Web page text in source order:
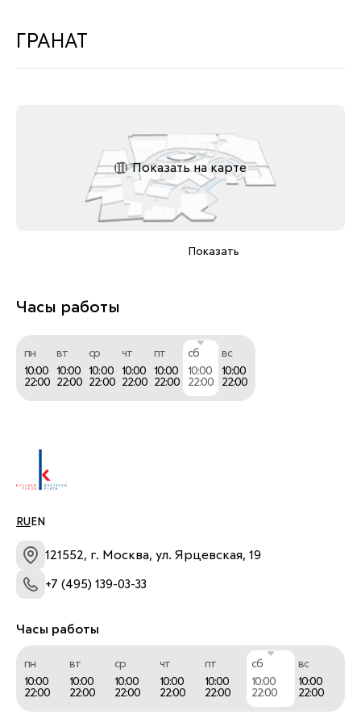
ГРАНАТ
Показать на карте
Показать
Часы работы
пн
10:00
22:00
вт
10:00
22:00
ср
10:00
22:00
чт
10:00
22:00
пт
10:00
22:00
сб
10:00
22:00
вс
10:00
22:00
RU EN
121552, г. Москва, ул. Ярцевская, 19
+7 (495) 139-03-33
Часы работы
пн
10:00
22:00
вт
10:00
22:00
ср
10:00
22:00
чт
10:00
22:00
пт
10:00
22:00
сб
10:00
22:00
вс
10:00
22:00